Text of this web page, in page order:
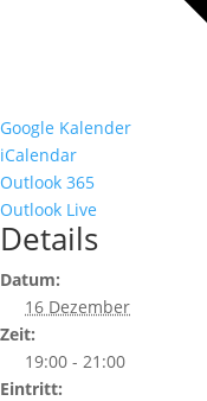
Google Kalender
iCalendar
Outlook 365
Outlook Live
Details
Datum:
16 Dezember
Zeit:
19:00 - 21:00
Eintritt: